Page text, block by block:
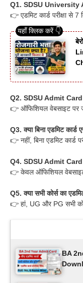
Q1. SDSU University
👉 एडमिट कार्ड परीक्षा से 7
Q2. SDSU Admit
👉 ऑफिशियल वेबसाइट पर
Q3. क्या बिना एडमिट कार्ड
👉 नहीं, बिना एडमिट कार्ड
Q4. SDSU Admit Card
👉 केवल ऑफिशियल
Q5. क्या सभी कोर्स का
👉 हां, UG और PG सभी
BA